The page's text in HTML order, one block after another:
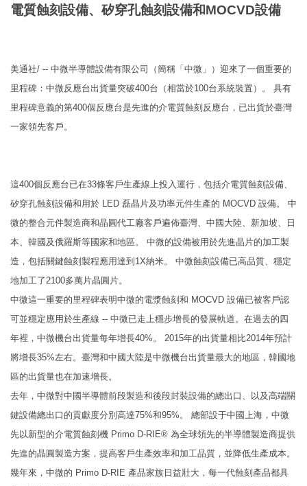
電質蝕刻設備、矽穿孔蝕刻設備和MOCVD設備
美通社/ -- 中微半導體設備有限公司（簡稱「中微」）迎來了一個重要的
里程碑：中微反應台出貨量突破400台（相當於100台系統裝置）。 具有
里程碑意義的第400個反應台是先進的介電質蝕刻反應台，已出貨於臺灣
一家領先客戶。
這400個反應台已在33條客戶生產線上投入運行，包括介電質蝕刻設備、
矽穿孔蝕刻設備和用於 LED 磊晶片及功率元件生產的 MOCVD 設備。 中
微的整合元件製造商和晶圓代工廠客戶遍佈臺灣、中國大陸、新加坡、日
本、韓國及俄羅斯等國家和地區。 中微的設備被用於先進晶片的加工製
造，包括關鍵蝕刻製程應用達到1X納米。 中微蝕刻設備已高品質、穩定
地加工了2100多萬片晶圓片。
中微這一重要的里程碑表明中微的電漿蝕刻和 MOCVD 設備已被客戶認
可並穩定應用於生產線 -- 中微已走上穩步增長的發展軌道。在過去的四
年裡，中微機台出貨量每年增長40%。 2015年的出貨量相比2014年預計
將增長35%左右。臺灣和中國大陸是中微機台出貨量最大的地區，韓國地
區的出貨量也在加速增長。
去年，中微對中國半導體前段製造和後段封裝設備的總出口、以及高端關
鍵設備總出口的貢獻度分別高達75%和95%。 總部設于中國上海，中微
先以新型的介電質蝕刻機 Primo D-RIE® 為全球領先的半導體製造商提供
先進的晶圓製造方案，提高客戶生產效率和加工品質，並降低生產成本。
幾年來，中微的 Primo D-RIE 產品家族日益壯大，每一代蝕刻產品都具